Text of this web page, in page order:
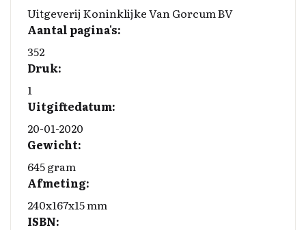
Uitgeverij Koninklijke Van Gorcum BV
Aantal pagina's:
352
Druk:
1
Uitgiftedatum:
20-01-2020
Gewicht:
645 gram
Afmeting:
240x167x15 mm
ISBN: